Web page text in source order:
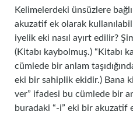
Kelimelerdeki ünsüzlere
akuzatif ek olarak
iyelik eki nasıl ayırt edilir?
(Kitabı kaybolmuş.) “Kitabı
cümlede bir anlam
eki bir sahiplik ekidir.) Bana
ver” ifadesi bu cümlede bir
buradaki “-i” eki bir akuzatif